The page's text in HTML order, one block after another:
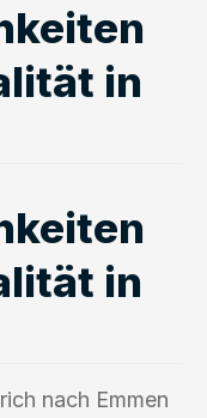
in
in
nach Emmen